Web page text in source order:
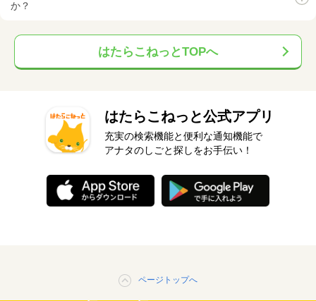
か？
はたらこねっとTOPへ
はたらこねっと公式アプリ
充実の検索機能と便利な通知機能で
アナタのしごと探しをお手伝い！
ページトップへ